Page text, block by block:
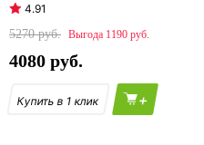
4.91
5270
1190
4080
+